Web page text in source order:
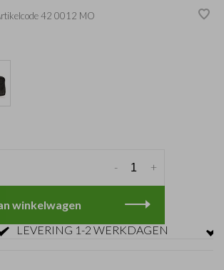
42 0012 MO
+
-
winkelwagen
1-2 WERKDAGEN